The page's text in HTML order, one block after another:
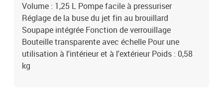
Volume : 1,25 L Pompe facile à pressuriser
Réglage de la buse du jet fin au brouillard
Soupape intégrée Fonction de verrouillage
Bouteille transparente avec échelle Pour une
utilisation à l'intérieur et à l'extérieur Poids : 0,58
kg